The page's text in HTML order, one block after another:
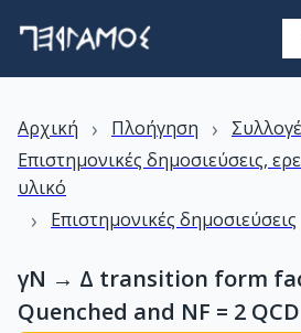
Αρχική › Πλοήγηση ›
Επιστημονικές δημοσιεύσεις,
υλικό
› Επιστημονικές δημοσιεύσεις
γN → Δ transition form
Quenched and NF = 2 QCD